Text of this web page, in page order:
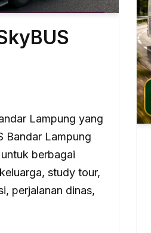
Lampung yang
Bandar Lampung
berbagai
study tour,
perjalanan dinas,